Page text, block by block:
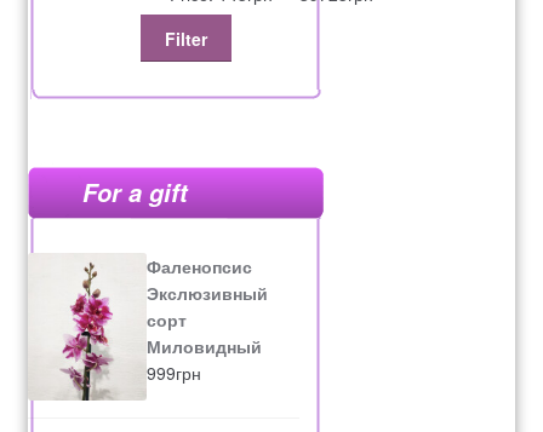
Filter
For a gift
Фаленопсис
Экслюзивный
сорт
Миловидный
999грн